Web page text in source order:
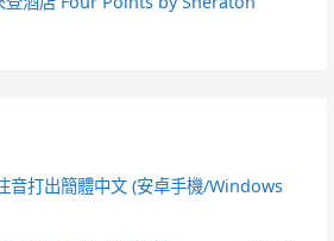
打出簡體中文 (安卓手機/Windows